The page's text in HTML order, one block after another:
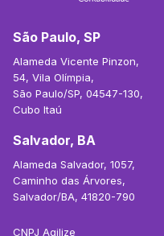
São Paulo, SP
Alameda Vicente Pinzon,
54, Vila Olímpia,
São Paulo/SP, 04547-130,
Cubo Itaú
Salvador, BA
Alameda Salvador, 1057,
Caminho das Árvores,
Salvador/BA, 41820-790
CNPJ Agilize